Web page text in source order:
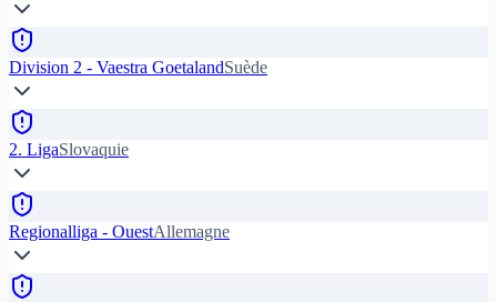
Division 2 - Vaestra GoetalandSuède
2. LigaSlovaquie
Regionalliga - OuestAllemagne